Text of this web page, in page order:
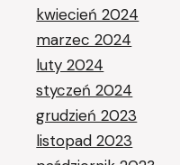
kwiecień 2024
marzec 2024
luty 2024
styczeń 2024
grudzień 2023
listopad 2023